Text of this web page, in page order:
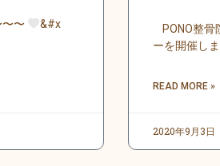
〜
&#x PONO整骨
ーを開催し
READ MORE »
2020年9月3日